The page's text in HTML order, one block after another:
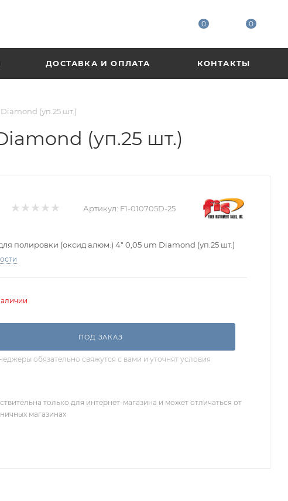
0 0
ДОСТАВКА И ОПЛАТА КОНТАКТЫ
(уп.25 шт.)
(уп.25 шт.)
Артикул: F1-010705D-25
полировки (оксид алюм.) 4" 0,05 um Diamond (уп.25 шт.)
ПОД ЗАКАЗ
обязательно свяжутся с вами и уточнят условия
только для интернет-магазина и может отличаться от
магазинах